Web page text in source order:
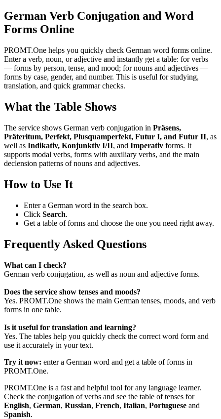
German Verb Conjugation and Word
Forms Online
PROMT.One helps you quickly check German word forms online.
Enter a verb, noun, or adjective and instantly get a table: for verbs
— forms by person, tense, and mood; for nouns and adjectives —
forms by case, gender, and number. This is useful for studying,
translation, and quick grammar checks.
What the Table Shows
The service shows German verb conjugation in Präsens,
Präteritum, Perfekt, Plusquamperfekt, Futur I, and Futur II, as
well as Indikativ, Konjunktiv I/II, and Imperativ forms. It
supports modal verbs, forms with auxiliary verbs, and the main
declension patterns of nouns and adjectives.
How to Use It
Enter a German word in the search box.
Click Search.
Get a table of forms and choose the one you need right away.
Frequently Asked Questions
What can I check?
German verb conjugation, as well as noun and adjective forms.
Does the service show tenses and moods?
Yes. PROMT.One shows the main German tenses, moods, and verb
forms in one table.
Is it useful for translation and learning?
Yes. The tables help you quickly check the correct word form and
use it accurately in your text.
Try it now: enter a German word and get a table of forms in
PROMT.One.
PROMT.One is a fast and helpful tool for any language learner.
Check the conjugation of verbs and see the table of tenses for
English, German, Russian, French, Italian, Portuguese and
Spanish.